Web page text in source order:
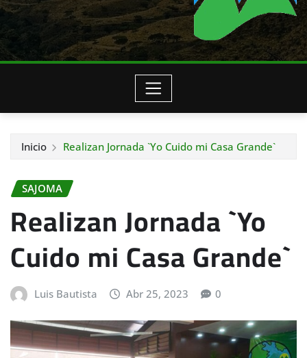
Inicio Realizan Jornada `Yo Cuido mi Casa Grande`
SAJOMA
Realizan Jornada `Yo
Cuido mi Casa Grande`
Luis Bautista Abr 25, 2023 0